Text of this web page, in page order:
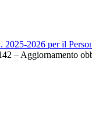
2025-2026 per il
– Aggiornamento